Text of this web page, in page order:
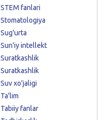
STEM fanlari
Stomatologiya
Sug'urta
Sun'iy intellekt
Suratkashlik
Suratkashlik
Suv xo'jaligi
Ta'lim
Tabiiy fanlar